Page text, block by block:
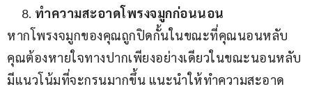
ทำความสะอาดโพรงจมูกก่อนนอน
หากโพรงจมูกของคุณถูกปิดกั้นในขณะที่คุณนอนหลับ
คุณต้องหายใจทางปากเพียงอย่างเดียวในขณะนอนหลับ
มีแนวโน้มที่จะกรนมากขึ้น แนะนำให้ทำความสะอาด